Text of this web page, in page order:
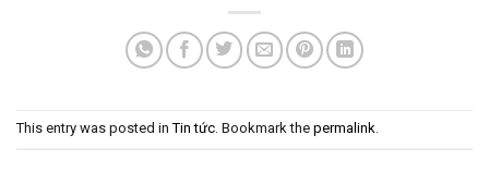
This entry was posted inTin tức. Bookmark the permalink.